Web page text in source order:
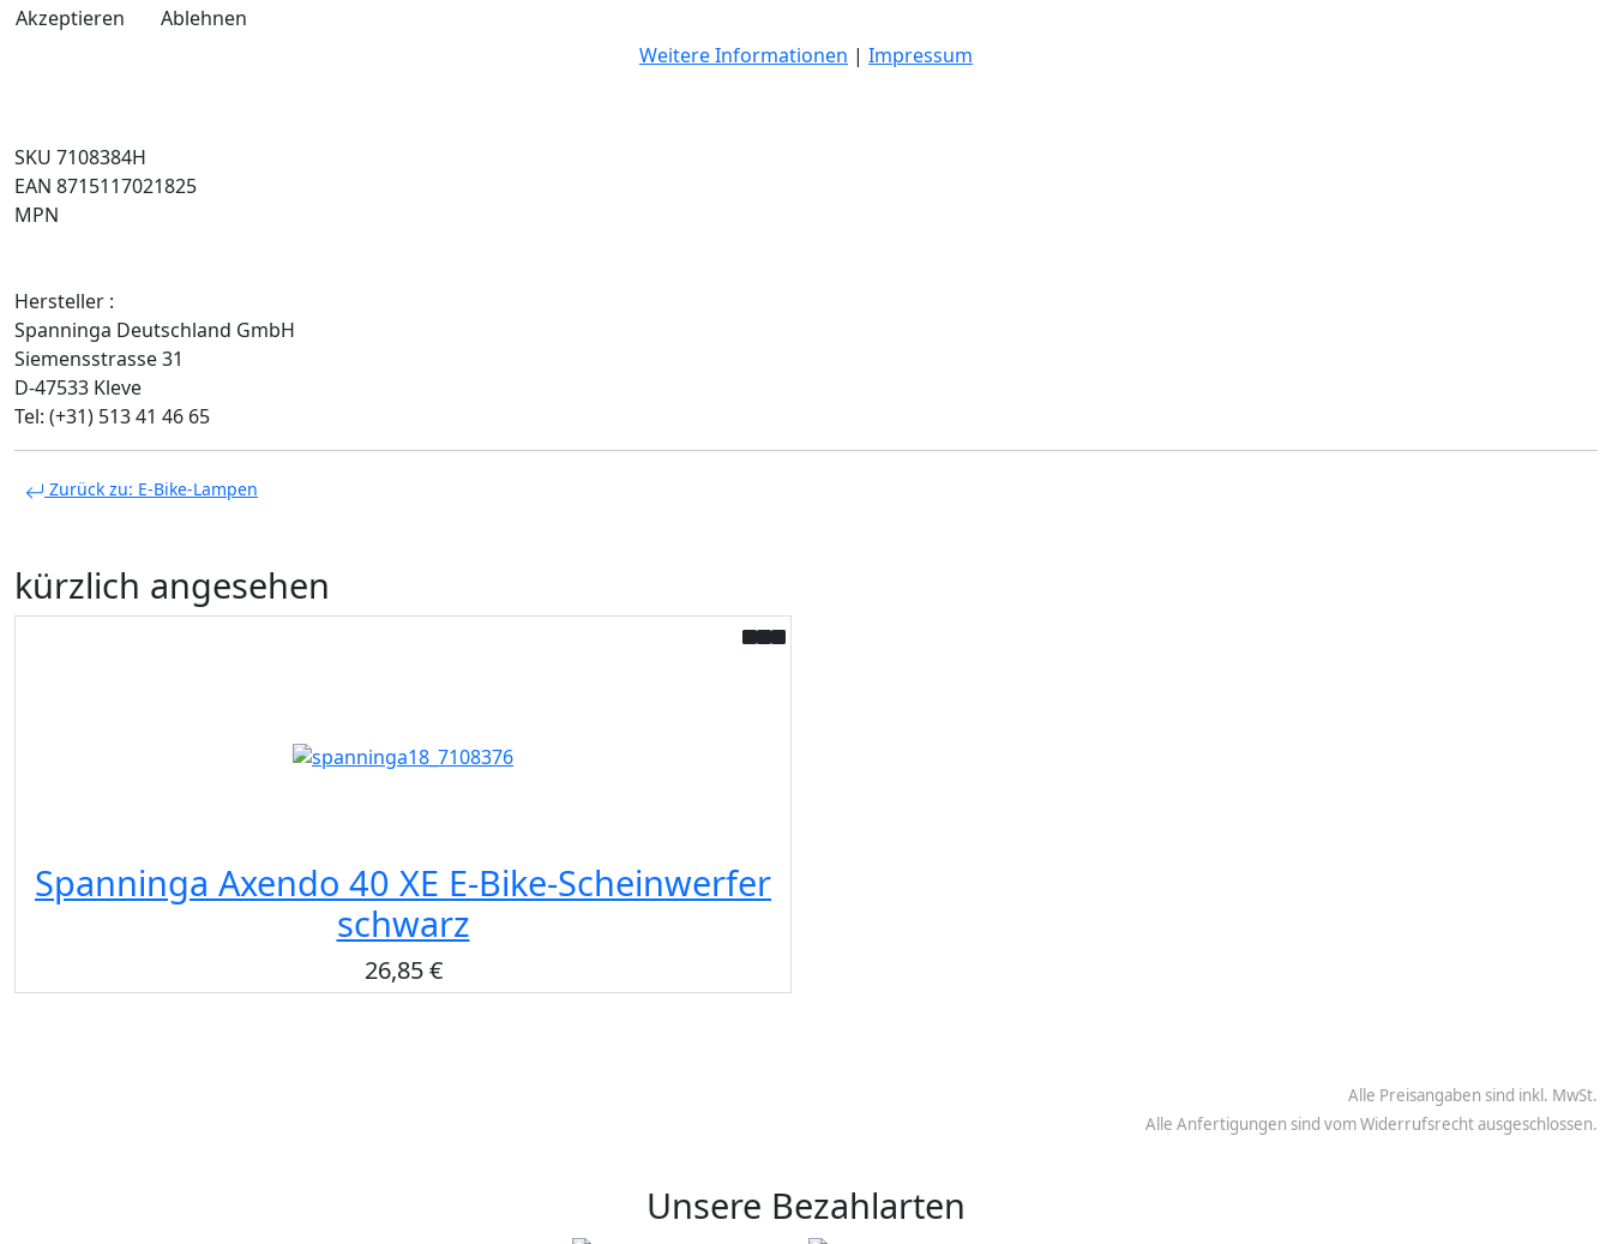
SKU 7108384H
EAN 8715117021825
MPN
Hersteller :
Spanninga Deutschland GmbH
Siemensstrasse 31
D-47533 Kleve
Tel: (+31) 513 41 46 65
Zurück zu: E-Bike-Lampen
kürzlich angesehen
Spanninga Axendo 40 XE E-Bike-Scheinwerfer
schwarz
26,85 €
Alle Preisangaben sind inkl. MwSt.
Alle Anfertigungen sind vom Widerrufsrecht ausgeschlossen.
Unsere Bezahlarten
Akzeptieren
Ablehnen
Weitere Informationen | Impressum